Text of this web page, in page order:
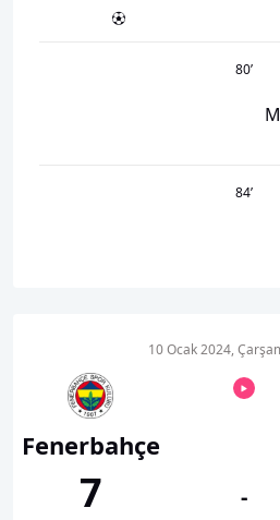
80’
84’
Fenerbahçe
7
10 Ocak 2024,
-